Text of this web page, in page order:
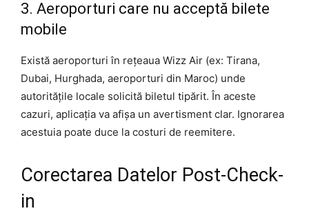
3. Aeroporturi care nu acceptă bilete
mobile
Există aeroporturi în rețeaua Wizz Air (ex: Tirana,
Dubai, Hurghada, aeroporturi din Maroc) unde
autoritățile locale solicită biletul tipărit. În aceste
cazuri, aplicația va afișa un avertisment clar. Ignorarea
acestuia poate duce la costuri de reemitere.
Corectarea Datelor Post-Check-
in